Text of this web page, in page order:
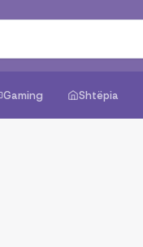
Gaming Shtëpia